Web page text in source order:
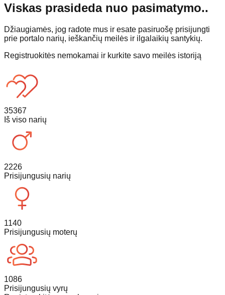
Viskas prasideda nuo pasimatymo..
Džiaugiamės, jog radote mus ir esate pasiruošę prisijungti
prie portalo narių, ieškančių meilės ir ilgalaikių santykių.
Registruokitės nemokamai ir kurkite savo meilės istoriją
35367
Iš viso narių
2226
Prisijungusių narių
1140
Prisijungusių moterų
1086
Prisijungusių vyrų